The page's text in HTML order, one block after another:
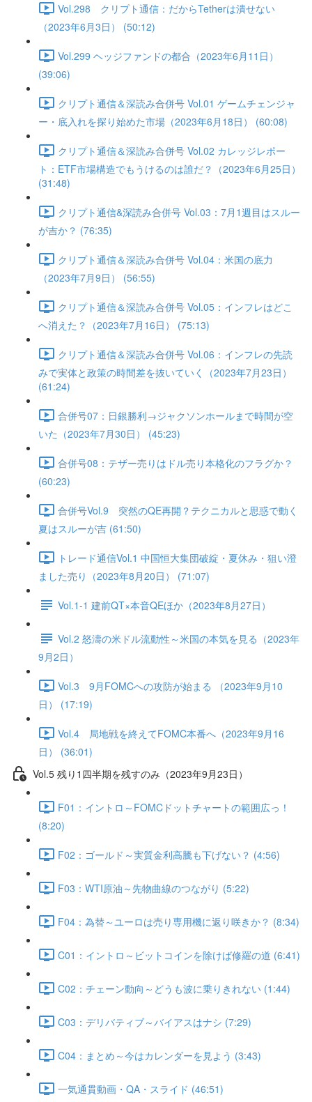
Vol.298 クリプト通信：だからTetherは潰せない
（2023年6月3日） (50:12)
Vol.299 ヘッジファンドの都合（2023年6月11日）
(39:06)
クリプト通信＆深読み合併号 Vol.01 ゲームチェンジャ
ー・底入れを探り始めた市場（2023年6月18日） (60:08)
クリプト通信＆深読み合併号 Vol.02 カレッジレポー
ト：ETF市場構造でもうけるのは誰だ？（2023年6月25日）
(31:48)
クリプト通信&深読み合併号 Vol.03：7月1週目はスルー
が吉か？ (76:35)
クリプト通信＆深読み合併号 Vol.04：米国の底力
（2023年7月9日） (56:55)
クリプト通信＆深読み合併号 Vol.05：インフレはどこ
へ消えた？（2023年7月16日） (75:13)
クリプト通信＆深読み合併号 Vol.06：インフレの先読
みで実体と政策の時間差を抜いていく（2023年7月23日）
(61:24)
合併号07：日銀勝利→ジャクソンホールまで時間が空
いた（2023年7月30日） (45:23)
合併号08：テザー売りはドル売り本格化のフラグか？
(60:23)
合併号Vol.9 突然のQE再開？テクニカルと思惑で動く
夏はスルーが吉 (61:50)
トレード通信Vol.1 中国恒⼤集団破綻・夏休み・狙い澄
ました売り（2023年8月20日） (71:07)
Vol.1-1 建前QT×本音QEほか（2023年8月27日）
Vol.2 怒濤の米ドル流動性～米国の本気を見る（2023年
9月2日）
Vol.3 9月FOMCへの攻防が始まる （2023年9月10
日） (17:19)
Vol.4 局地戦を終えてFOMC本番へ（2023年9月16
日） (36:01)
Vol.5 残り1四半期を残すのみ（2023年9月23日）
F01：イントロ～FOMCドットチャートの範囲広っ！
(8:20)
F02：ゴールド～実質金利高騰も下げない？ (4:56)
F03：WTI原油～先物曲線のつながり (5:22)
F04：為替～ユーロは売り専用機に返り咲きか？ (8:34)
C01：イントロ～ビットコインを除けば修羅の道 (6:41)
C02：チェーン動向～どうも波に乗りきれない (1:44)
C03：デリバティブ～バイアスはナシ (7:29)
C04：まとめ～今はカレンダーを見よう (3:43)
一気通貫動画・QA・スライド (46:51)